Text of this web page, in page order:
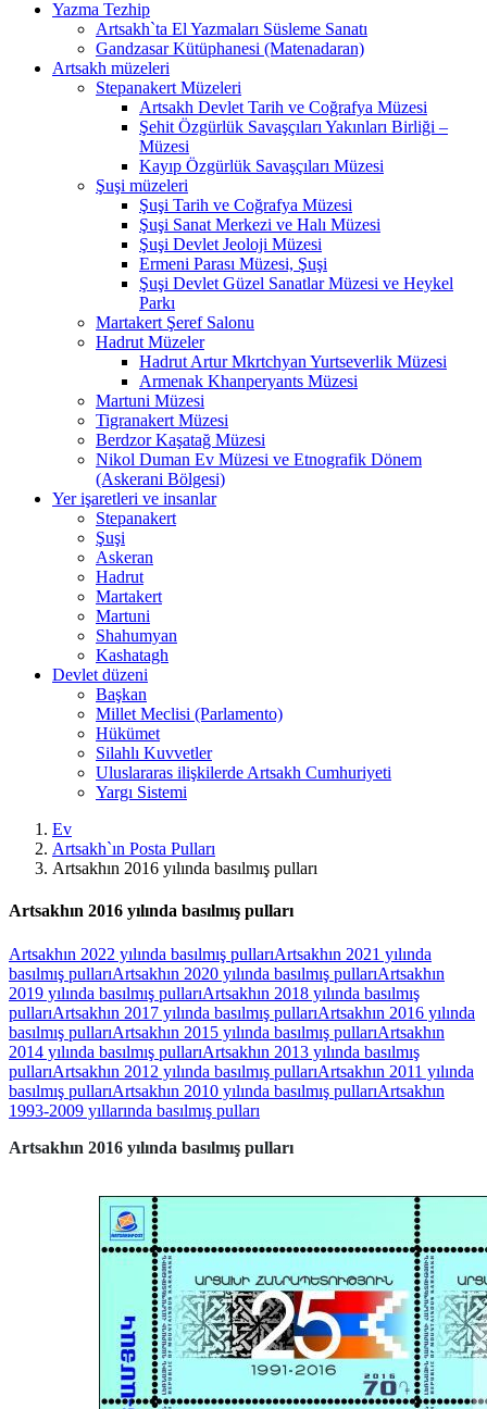
Yazma Tezhip
Artsakh`ta El Yazmaları Süsleme Sanatı
Gandzasar Kütüphanesi (Matenadaran)
Artsakh müzeleri
Stepanakert Müzeleri
Artsakh Devlet Tarih ve Coğrafya Müzesi
Şehit Özgürlük Savaşçıları Yakınları Birliği –
Müzesi
Kayıp Özgürlük Savaşçıları Müzesi
Şuşi müzeleri
Şuşi Tarih ve Coğrafya Müzesi
Şuşi Sanat Merkezi ve Halı Müzesi
Şuşi Devlet Jeoloji Müzesi
Ermeni Parası Müzesi, Şuşi
Şuşi Devlet Güzel Sanatlar Müzesi ve Heykel
Parkı
Martakert Şeref Salonu
Hadrut Müzeler
Hadrut Artur Mkrtchyan Yurtseverlik Müzesi
Armenak Khanperyants Müzesi
Martuni Müzesi
Tigranakert Müzesi
Berdzor Kaşatağ Müzesi
Nikol Duman Ev Müzesi ve Etnografik Dönem
(Askerani Bölgesi)
Yer işaretleri ve insanlar
Stepanakert
Şuşi
Askeran
Hadrut
Martakert
Martuni
Shahumyan
Kashatagh
Devlet düzeni
Başkan
Millet Meclisi (Parlamento)
Hükümet
Silahlı Kuvvetler
Uluslararas ilişkilerde Artsakh Cumhuriyeti
Yargı Sistemi
Ev
Artsakh`ın Posta Pulları
Artsakhın 2016 yılında basılmış pulları
Artsakhın 2016 yılında basılmış pulları
Artsakhın 2022 yılında basılmış pullarıArtsakhın 2021 yılında
basılmış pullarıArtsakhın 2020 yılında basılmış pullarıArtsakhın
2019 yılında basılmış pullarıArtsakhın 2018 yılında basılmış
pullarıArtsakhın 2017 yılında basılmış pullarıArtsakhın 2016 yılında
basılmış pullarıArtsakhın 2015 yılında basılmış pullarıArtsakhın
2014 yılında basılmış pullarıArtsakhın 2013 yılında basılmış
pullarıArtsakhın 2012 yılında basılmış pullarıArtsakhın 2011 yılında
basılmış pullarıArtsakhın 2010 yılında basılmış pullarıArtsakhın
1993-2009 yıllarında basılmış pulları
Artsakhın 2016 yılında basılmış pulları